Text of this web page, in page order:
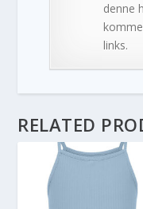
denne
links.
RELATED